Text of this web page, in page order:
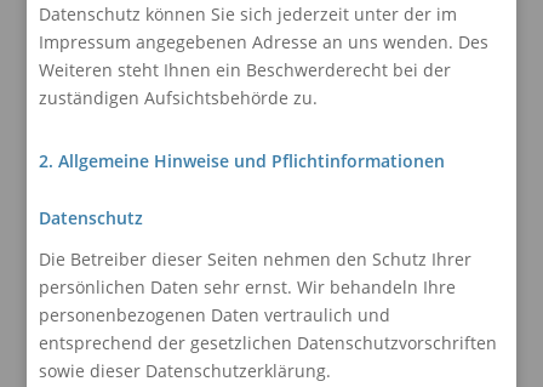
Datenschutz können Sie sich jederzeit unter der im
Impressum angegebenen Adresse an uns wenden. Des
Weiteren steht Ihnen ein Beschwerderecht bei der
zuständigen Aufsichtsbehörde zu.
2. Allgemeine Hinweise und Pflichtinformationen
Datenschutz
Die Betreiber dieser Seiten nehmen den Schutz Ihrer
persönlichen Daten sehr ernst. Wir behandeln Ihre
personenbezogenen Daten vertraulich und
entsprechend der gesetzlichen Datenschutzvorschriften
sowie dieser Datenschutzerklärung.